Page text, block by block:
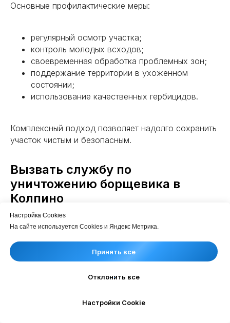
Основные профилактические меры:
регулярный осмотр участка;
контроль молодых всходов;
своевременная обработка проблемных зон;
поддержание территории в ухоженном
состоянии;
использование качественных гербицидов.
Комплексный подход позволяет надолго сохранить
участок чистым и безопасным.
Вызвать службу по
уничтожению борщевика в
Колпино
Компания «Росгорсэс» оказывает
профессиональные услуги по борьбе с опасными
сорными растениями на частных, коммерческих и
муниципальных участках.
Колпинском районе, используем современные и
Настройка Cookies
На сайте используется Cookies и Яндекс Метрика.
Принять все
Отклонить все
Настройки Cookie